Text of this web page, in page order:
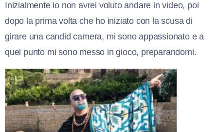
Inizialmente io non avrei voluto andare in video, poi
dopo la prima volta che ho iniziato con la scusa di
girare una candid camera, mi sono appassionato e a
quel punto mi sono messo in gioco, preparandomi.